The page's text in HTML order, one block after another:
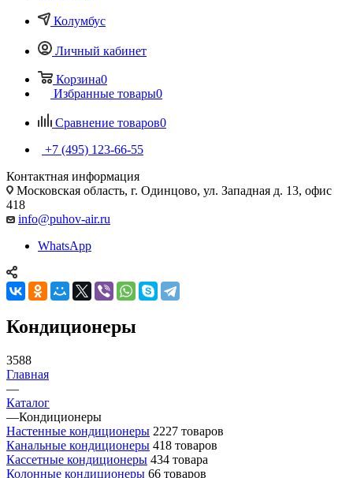
Колумбус
Личный кабинет
Корзина0
Избранные товары0
Сравнение товаров0
+7 (495) 123-66-55
Контактная информация
Московская область, г. Одинцово, ул. Западная д. 13, офис
418
info@puhov-air.ru
WhatsApp
Кондиционеры
3588
Главная
—
Каталог
—Кондиционеры
Настенные кондиционеры 2227 товаров
Канальные кондиционеры 418 товаров
Кассетные кондиционеры 434 товара
Колонные кондиционеры 66 товаров